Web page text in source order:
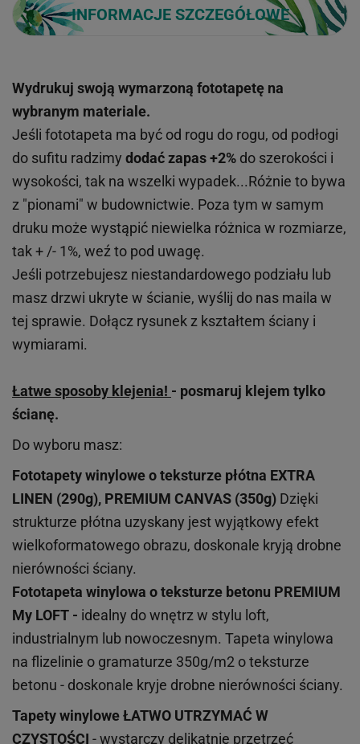
INFORMACJE SZCZEGÓŁOWE
Wydrukuj swoją wymarzoną fototapetę na
wybranym materiale.
Jeśli fototapeta ma być od rogu do rogu, od podłogi
do sufitu radzimy dodać zapas +2% do szerokości i
wysokości, tak na wszelki wypadek...Różnie to bywa
z "pionami" w budownictwie. Poza tym w samym
druku może wystąpić niewielka różnica w rozmiarze,
tak + /- 1%, weź to pod uwagę.
Jeśli potrzebujesz niestandardowego podziału lub
masz drzwi ukryte w ścianie, wyślij do nas maila w
tej sprawie. Dołącz rysunek z kształtem ściany i
wymiarami.
Łatwe sposoby klejenia! - posmaruj klejem tylko
ścianę.
Do wyboru masz:
Fototapety winylowe oteksturze płótna EXTRA
LINEN (290g), PREMIUM CANVAS (350g) Dzięki
strukturze płótna uzyskany jest wyjątkowy efekt
wielkoformatowego obrazu, doskonale kryją drobne
nierówności ściany.
Fototapeta winylowa oteksturze betonu PREMIUM
My LOFT - idealny do wnętrz w stylu loft,
industrialnym lub nowoczesnym. Tapeta winylowa
na flizelinie o gramaturze 350g/m2 o teksturze
betonu - doskonale kryje drobne nierówności ściany.
Tapety winyloweŁATWO UTRZYMAĆ W
CZYSTOŚCI - wystarczy delikatnie przetrzeć